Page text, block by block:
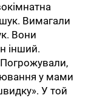
Вимагали
Вони
інший.
Погрожували,
у мами
У той